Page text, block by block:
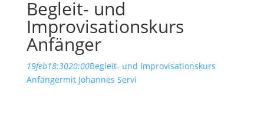
Begleit- und
Improvisationskurs
Anfänger
19feb18:3020:00Begleit- und Improvisationskurs
Anfängermit Johannes Servi